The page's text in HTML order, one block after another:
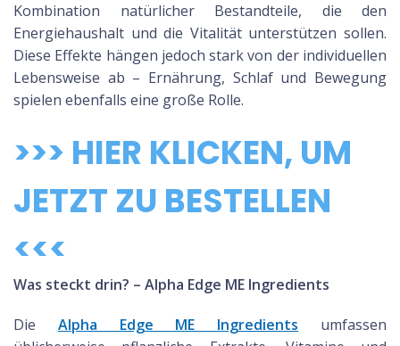
Kombination natürlicher Bestandteile, die den
Energiehaushalt und die Vitalität unterstützen sollen.
Diese Effekte hängen jedoch stark von der individuellen
Lebensweise ab – Ernährung, Schlaf und Bewegung
spielen ebenfalls eine große Rolle.
>>> HIER KLICKEN, UM
JETZT ZU BESTELLEN
<<<
Was steckt drin? – Alpha Edge ME Ingredients
Die Alpha Edge ME Ingredients umfassen